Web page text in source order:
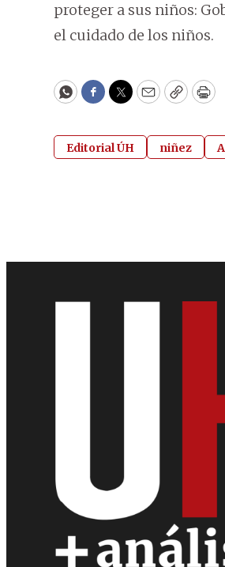
proteger a sus niños:
el cuidado de los niños.
WhatsApp
Facebook
Twitter
EmailCopy
Editorial ÚH niñez